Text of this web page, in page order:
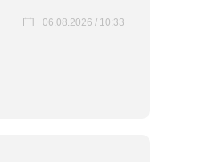
06.08.2026 / 10:33